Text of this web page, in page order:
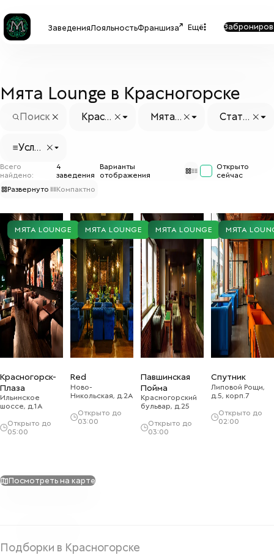
ЗаведенияЛояльностьФраншиза Ещё
Мята Lounge в Красногорске
Красн
Мята
Стату
Услуг
Всего
найдено:
4
заведения
Варианты
отображения
Открыто
сейчас
Развернуто
Компактно
МЯТА LOUNGE
Красногорск-
Плаза
Ильинское
шоссе, д.1А
Открыто до
05:00
МЯТА LOUNGE
Red
Ново-
Никольская, д.2А
Открыто до
03:00
МЯТА LOUNGE
Павшинская
Пойма
Красногорский
бульвар, д.25
Открыто до
03:00
МЯТА
Спутник
Липовой Рощи,
д.5, корп.7
Открыто до
02:00
Посмотреть на карте
Подборки в Красногорске